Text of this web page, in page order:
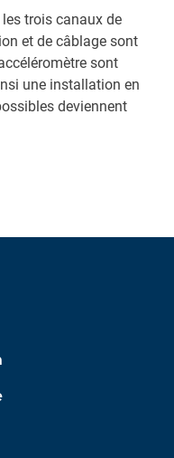
trois canaux de
et de câblage sont
sont
une installation en
deviennent